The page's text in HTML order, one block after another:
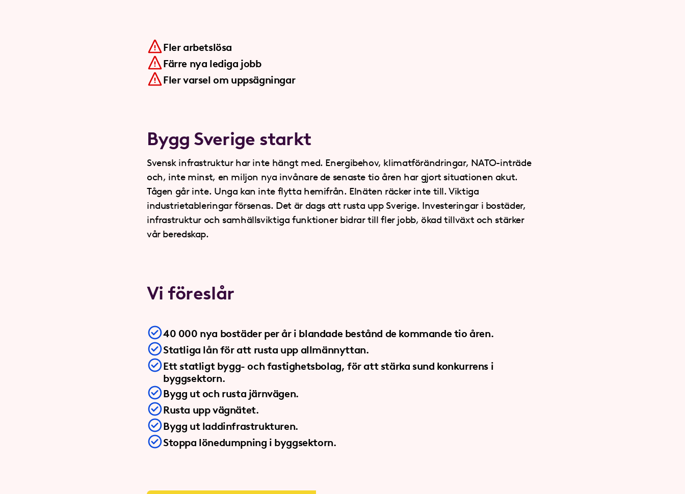
Fler arbetslösa
Färre nya lediga jobb
Fler varsel om uppsägningar
Bygg Sverige starkt
Svensk infrastruktur har inte hängt med. Energibehov, klimatförändringar, NATO-inträde
och, inte minst, en miljon nya invånare de senaste tio åren har gjort situationen akut.
Tågen går inte. Unga kan inte flytta hemifrån. Elnäten räcker inte till. Viktiga
industrietableringar försenas. Det är dags att rusta upp Sverige. Investeringar i bostäder,
infrastruktur och samhällsviktiga funktioner bidrar till fler jobb, ökad tillväxt och stärker
vår beredskap.
Vi föreslår
40 000 nya bostäder per år i blandade bestånd de kommande tio åren.
Statliga lån för att rusta upp allmännyttan.
Ett statligt bygg- och fastighetsbolag, för att stärka sund konkurrens i
byggsektorn.
Bygg ut och rusta järnvägen.
Rusta upp vägnätet.
Bygg ut laddinfrastrukturen.
Stoppa lönedumpning i byggsektorn.